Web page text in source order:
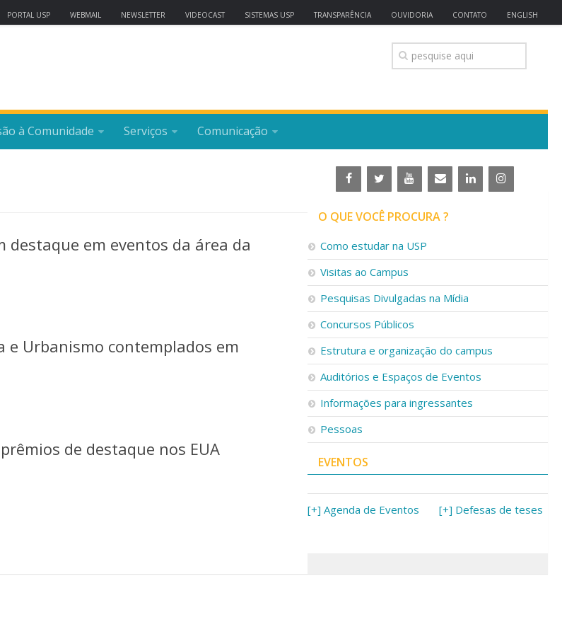
PORTAL USP WEBMAIL NEWSLETTER VIDEOCAST SISTEMAS USP TRANSPARÊNCIA OUVIDORIA CONTATO ENGLISH
à Comunidade Serviços Comunicação
destaque em eventos da área da
Urbanismo contemplados em
de destaque nos EUA
O QUE VOCÊ PROCURA ?
Como estudar na USP
Visitas ao Campus
Pesquisas Divulgadas na Mídia
Concursos Públicos
Estrutura e organização do campus
Auditórios e Espaços de Eventos
Informações para ingressantes
Pessoas
EVENTOS
[+] Agenda de Eventos [+] Defesas de teses